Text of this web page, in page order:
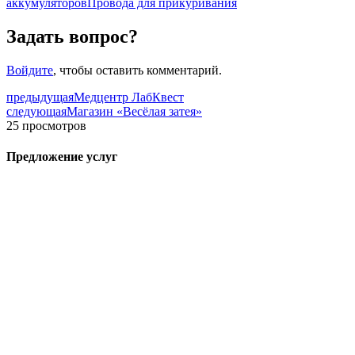
аккумуляторов Провода для прикуривания
Задать вопрос?
Войдите, чтобы оставить комментарий.
предыдущаяМедцентр ЛабКвест
следующаяМагазин «Весёлая затея»
25 просмотров
Предложение услуг